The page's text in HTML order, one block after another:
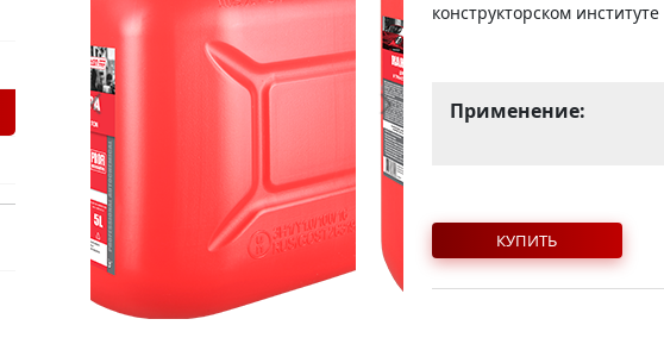
конструкторском
Применение:
КУПИТЬ